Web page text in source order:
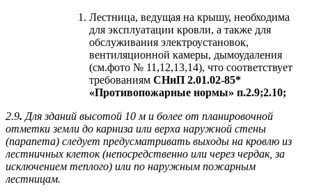
Лестница, ведущая на крышу, необходима
для эксплуатации кровли, а также для
обслуживания электроустановок,
вентиляционной камеры, дымоудаления
(см.фото № 11,12,13,14), что соответствует
требованиям СНиП 2.01.02-85*
«Противопожарные нормы» п.2.9;2.10;
2.9. Для зданий высотой 10 м и более от планировочной
отметки земли до карниза или верха наружной стены
(парапета) следует предусматривать выходы на кровлю из
лестничных клеток (непосредственно или через чердак, за
исключением теплого) или по наружным пожарным
лестницам.